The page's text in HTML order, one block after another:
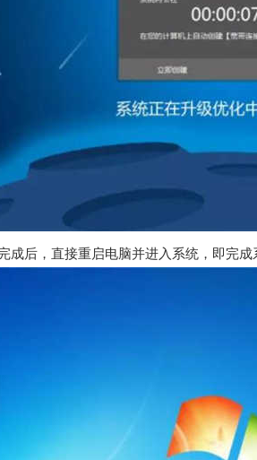
成后，直接重启电脑并进入系统，即完成